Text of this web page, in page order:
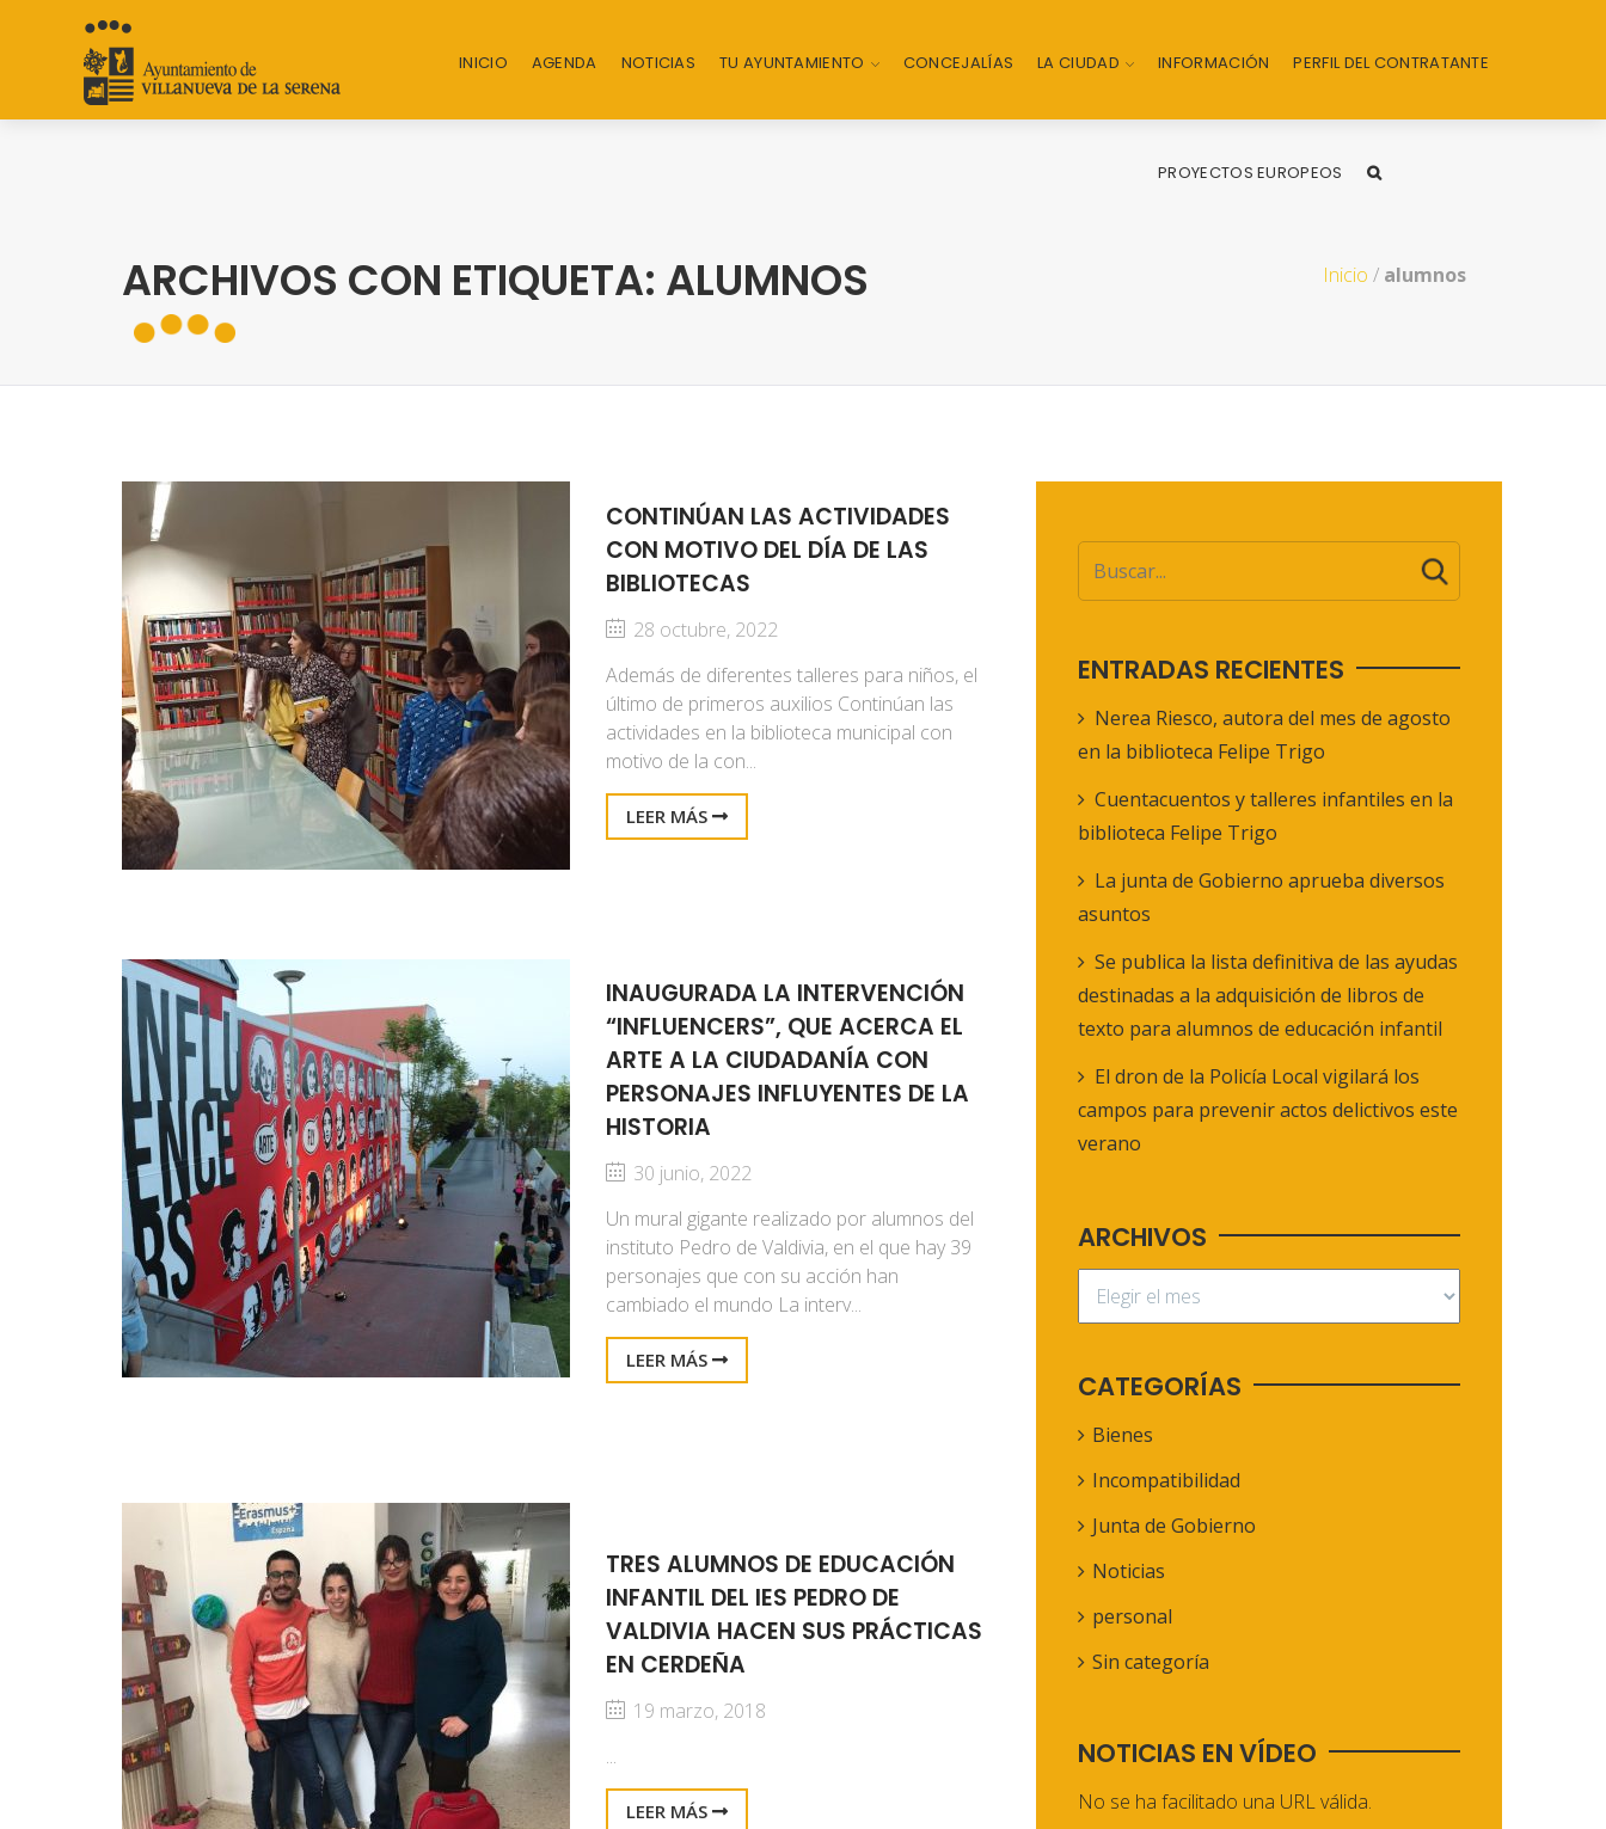
INICIO AGENDA NOTICIAS TU AYUNTAMIENTO CONCEJALÍAS LA CIUDAD INFORMACIÓN PERFIL DEL CONTRATANTE
PROYECTOS EUROPEOS
ARCHIVOS CON ETIQUETA: ALUMNOS Inicio / alumnos
CONTINÚAN LAS ACTIVIDADES
CON MOTIVO DEL DÍA DE LAS
BIBLIOTECAS
28 octubre, 2022
Además de diferentes talleres para niños, el
último de primeros auxilios Continúan las
actividades en la biblioteca municipal con
motivo de la con...
LEER MÁS
INAUGURADA LA INTERVENCIÓN
“INFLUENCERS”, QUE ACERCA EL
ARTE A LA CIUDADANÍA CON
PERSONAJES INFLUYENTES DE LA
HISTORIA
30 junio, 2022
Un mural gigante realizado por alumnos del
instituto Pedro de Valdivia, en el que hay 39
personajes que con su acción han
cambiado el mundo La interv...
LEER MÁS
TRES ALUMNOS DE EDUCACIÓN
INFANTIL DEL IES PEDRO DE
VALDIVIA HACEN SUS PRÁCTICAS
EN CERDEÑA
19 marzo, 2018
...
LEER MÁS
ENTRADAS RECIENTES
Nerea Riesco, autora del mes de agosto
en la biblioteca Felipe Trigo
Cuentacuentos y talleres infantiles en la
biblioteca Felipe Trigo
La junta de Gobierno aprueba diversos
asuntos
Se publica la lista definitiva de las ayudas
destinadas a la adquisición de libros de
texto para alumnos de educación infantil
El dron de la Policía Local vigilará los
campos para prevenir actos delictivos este
verano
ARCHIVOS
CATEGORÍAS
Bienes
Incompatibilidad
Junta de Gobierno
Noticias
personal
Sin categoría
NOTICIAS EN VÍDEO
No se ha facilitado una URL válida.